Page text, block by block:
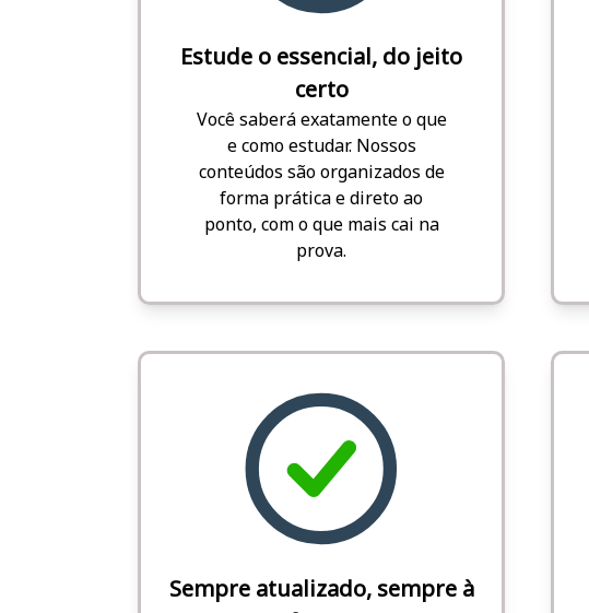
Estude o essencial, do jeito
certo
Você saberá exatamente o que
e como estudar. Nossos
conteúdos são organizados de
forma prática e direto ao
ponto, com o que mais cai na
prova.
Sempre atualizado, sempre à